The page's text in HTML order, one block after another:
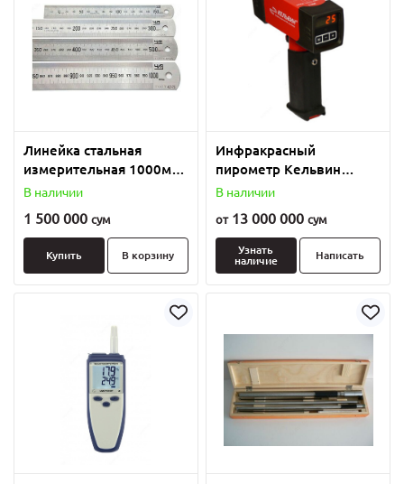
Линейка стальная
измерительная 1000мм
ГОСТ + поверка
В наличии
1 500 000 сум
Купить В корзину
Инфракрасный
пирометр Кельвин
Компакт 201
В наличии
от13 000 000 сум
Узнать
наличие
Написать